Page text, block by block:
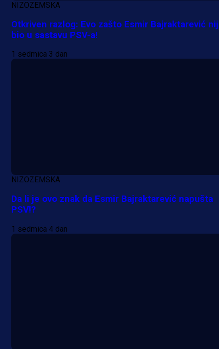
Grbavica se prisjetila Izeta
NIZOZEMSKA
Otkriven razlog: Evo zašto Esmir Bajraktarević
bio u sastavu PSV-a!
1 sedmica 3 dan
NIZOZEMSKA
Da li je ovo znak da Esmir Bajraktarević napušta
PSV!?
1 sedmica 4 dan